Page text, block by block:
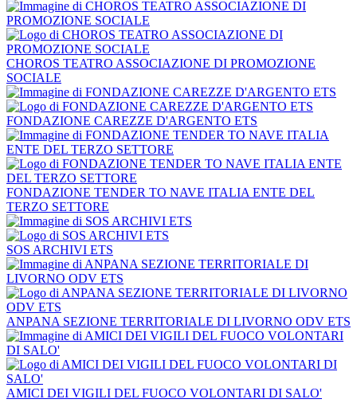
CHOROS TEATRO ASSOCIAZIONE DI PROMOZIONE
SOCIALE
FONDAZIONE CAREZZE D'ARGENTO ETS
FONDAZIONE TENDER TO NAVE ITALIA ENTE DEL
TERZO SETTORE
SOS ARCHIVI ETS
ANPANA SEZIONE TERRITORIALE DI LIVORNO ODV ETS
AMICI DEI VIGILI DEL FUOCO VOLONTARI DI SALO'